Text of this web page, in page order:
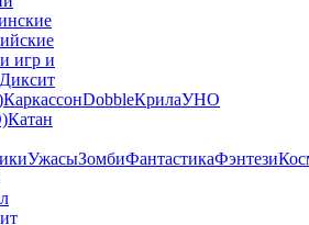
игр и
Диксит
КаркассонDobbleКрилаУНО
Катан
УжасыЗомбиФантастикаФэнтези